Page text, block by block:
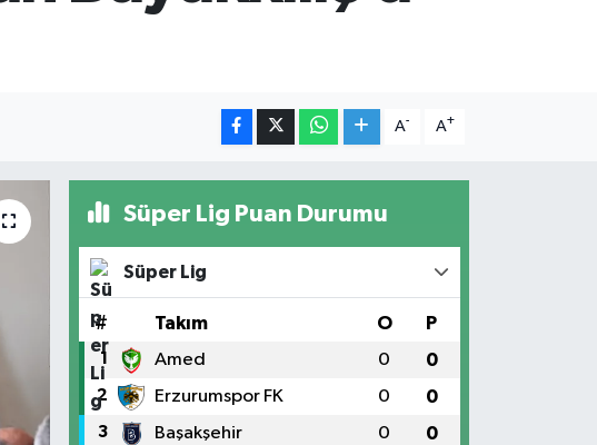
BITCOIN
A- A+
Süper Lig Puan Durumu
Süper Lig
# Takım O P
1 Amed 0 0
2 Erzurumspor FK 0 0
3 Başakşehir 0 0